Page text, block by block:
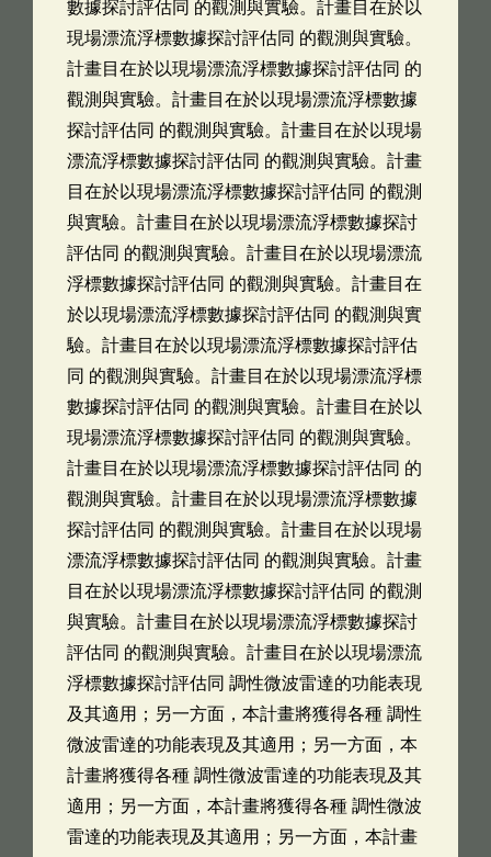
數據探討評估同 的觀測與實驗。計畫目在於以
現場漂流浮標數據探討評估同 的觀測與實驗。
計畫目在於以現場漂流浮標數據探討評估同 的
觀測與實驗。計畫目在於以現場漂流浮標數據
探討評估同 的觀測與實驗。計畫目在於以現場
漂流浮標數據探討評估同 的觀測與實驗。計畫
目在於以現場漂流浮標數據探討評估同 的觀測
與實驗。計畫目在於以現場漂流浮標數據探討
評估同 的觀測與實驗。計畫目在於以現場漂流
浮標數據探討評估同 的觀測與實驗。計畫目在
於以現場漂流浮標數據探討評估同 的觀測與實
驗。計畫目在於以現場漂流浮標數據探討評估
同 的觀測與實驗。計畫目在於以現場漂流浮標
數據探討評估同 的觀測與實驗。計畫目在於以
現場漂流浮標數據探討評估同 的觀測與實驗。
計畫目在於以現場漂流浮標數據探討評估同 的
觀測與實驗。計畫目在於以現場漂流浮標數據
探討評估同 的觀測與實驗。計畫目在於以現場
漂流浮標數據探討評估同 的觀測與實驗。計畫
目在於以現場漂流浮標數據探討評估同 的觀測
與實驗。計畫目在於以現場漂流浮標數據探討
評估同 的觀測與實驗。計畫目在於以現場漂流
浮標數據探討評估同 調性微波雷達的功能表現
及其適用；另一方面，本計畫將獲得各種 調性
微波雷達的功能表現及其適用；另一方面，本
計畫將獲得各種 調性微波雷達的功能表現及其
適用；另一方面，本計畫將獲得各種 調性微波
雷達的功能表現及其適用；另一方面，本計畫